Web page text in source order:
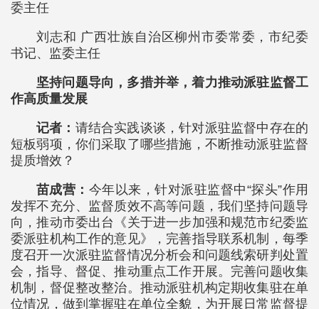
委主任
刘志和 广西壮族自治区柳州市委常委，市纪委
书记、监委主任
坚持问题导向，多措并举，着力推动派驻监督工
作高质量发展
记者： 请结合实践谈谈，针对派驻监督中存在的
短板弱项，你们采取了哪些措施，不断推动派驻监督
提质增效？
苗成营： 今年以来，针对派驻监督中“探头”作用
发挥不充分、监督质效不高等问题，我们坚持问题导
向，推动市委出台《关于进一步加强和规范市纪委监
委派驻机构工作的意见》，完善指导联系机制，每季
度召开一次派驻监督情况分析会和问题线索研判处置
会，指导、督促、推动重点工作开展。完善问题收集
机制，督促整改整治。推动派驻机构定期收集驻在单
位情况，做到掌握驻在单位全貌，为开展日常监督提